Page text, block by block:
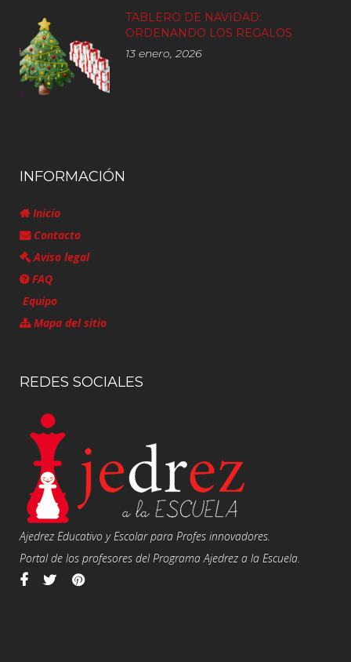
TABLERO DE NAVIDAD:
ORDENANDO LOS REGALOS
13 enero, 2026
INFORMACIÓN
Inicio
Contacto
Aviso legal
FAQ
Equipo
Mapa del sitio
REDES SOCIALES
Ajedrez Educativo y Escolar para Profes innovadores.
Portal de los profesores del Programa Ajedrez a la Escuela.